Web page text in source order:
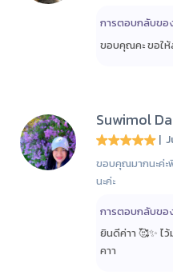
การตอบกลับข
ขอบคุณคะ ขอให้
Suwimol
|
ขอบคุณมากนะค่ะ
นะค่ะ
การตอบกลับข
ยินดีค่าา 🥰✨ ไ
คาา